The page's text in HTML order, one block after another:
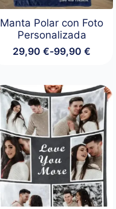
Manta Polar con Foto
Personalizada
29,90€-99,90€
Rango
desde
29,90 €
hasta
99,90 €